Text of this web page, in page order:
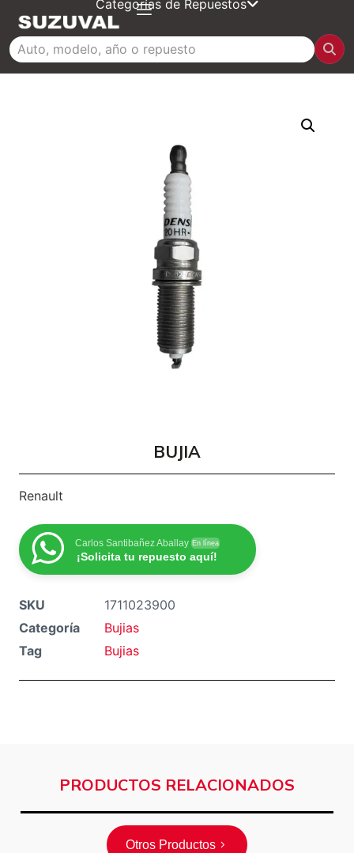
Categorías de Repuestos
BUJIA
Renault
Carlos Santibañez Aballay En línea
¡Solicita tu repuesto aquí!
SKU
1711023900
Categoría
Bujias
Tag
Bujias
PRODUCTOS RELACIONADOS
Otros Productos